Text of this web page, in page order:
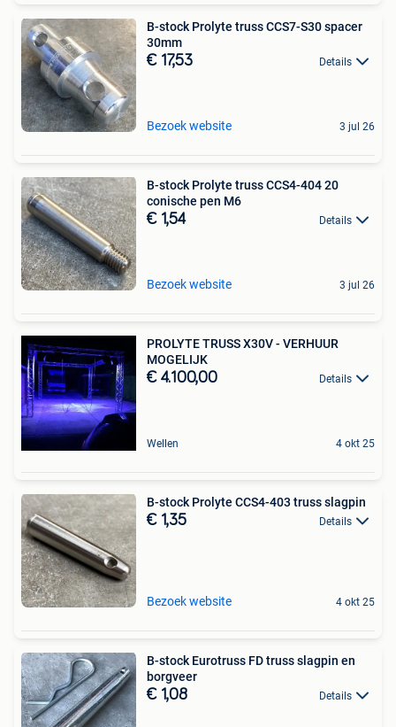
B-stock Prolyte truss CCS7-S30 spacer
30mm
€ 17,53 Details
Bezoek website 3 jul 26
B-stock Prolyte truss CCS4-404 20
conische pen M6
€ 1,54 Details
Bezoek website 3 jul 26
PROLYTE TRUSS X30V - VERHUUR
MOGELIJK
€ 4.100,00 Details
Wellen 4 okt 25
B-stock Prolyte CCS4-403 truss slagpin
€ 1,35 Details
Bezoek website 4 okt 25
B-stock Eurotruss FD truss slagpin en
borgveer
€ 1,08 Details